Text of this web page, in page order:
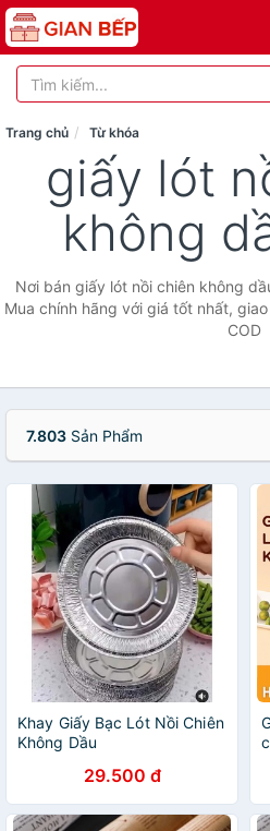
Trang chủ Từ khóa
giấy lót
không
Nơi bán giấy lót nồi chiên không
Mua chính hãng với giá tốt nhất,
COD
7.803 Sản Phẩm
Khay Giấy Bạc Lót Nồi Chiên
Không Dầu
29.500 đ